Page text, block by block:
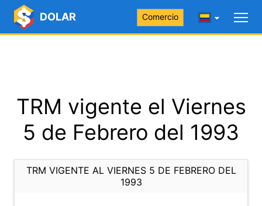
DOLAR Comercio
TRM vigente el Viernes
5 de Febrero del 1993
TRM VIGENTE AL VIERNES 5 DE FEBRERO DEL
1993